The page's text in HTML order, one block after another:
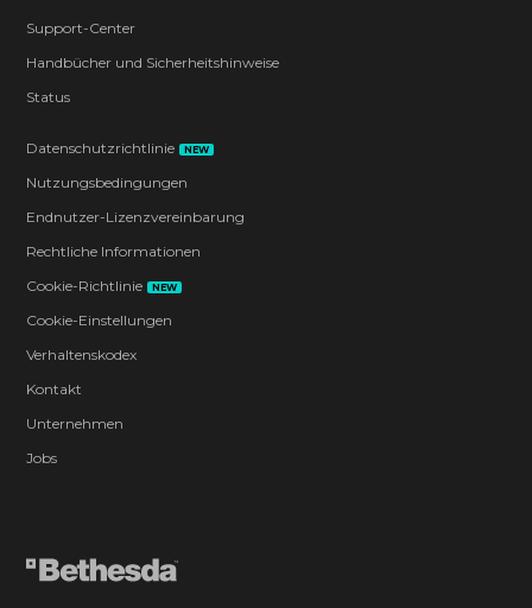
Support-Center
Handbücher und Sicherheitshinweise
Status
Datenschutzrichtlinie NEW
Nutzungsbedingungen
Endnutzer-Lizenzvereinbarung
Rechtliche Informationen
Cookie-Richtlinie
NEW
Cookie-Einstellungen
Verhaltenskodex
Kontakt
Unternehmen
Jobs